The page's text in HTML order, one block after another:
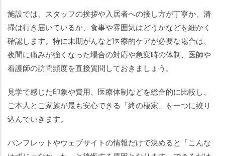
施設では、スタッフの挨拶や入居者への接し方が丁寧か、清
掃は行き届いているか、食事や雰囲気はどうかなどを細かく
確認します。特に末期がんなど医療的ケアが必要な場合は、
夜間に痛みが強くなった場合の対応や急変時の体制、医師や
看護師の訪問頻度を直接質問しておきましょう。
見学で感じた印象や費用、医療体制などを総合的に比較し、
ご本人とご家族が最も安心できる「終の棲家」を一つに絞り
込んでいきます。
パンフレットやウェブサイトの情報だけで決めると「こんな